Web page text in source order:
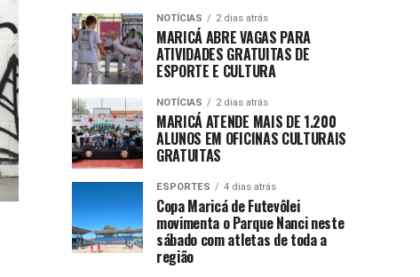
NOTÍCIAS 2 dias atrás
MARICÁ ABRE VAGAS PARA
ATIVIDADES GRATUITAS DE
ESPORTE E CULTURA
NOTÍCIAS 2 dias atrás
MARICÁ ATENDE MAIS DE 1.200
ALUNOS EM OFICINAS CULTURAIS
GRATUITAS
ESPORTES 4 dias atrás
Copa Maricá de Futevôlei
movimenta o Parque Nanci neste
sábado com atletas de toda a
região